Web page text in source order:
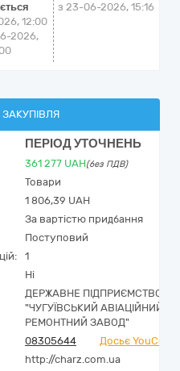
12:00
2026,
з23-06-2026, 15:16
ПЕРІОД УТОЧНЕНЬ
361 277 UAH(без ПДВ)
Товари
1 806,39 UAH
За вартістю придбання
Поступовий
1
Ні
ДЕРЖАВНЕ ПІДПРИЄМСТВО
"ЧУГУЇВСЬКИЙ АВІАЦІЙНИЙ
РЕМОНТНИЙ ЗАВОД"
08305644
Досьє
http://charz.com.ua